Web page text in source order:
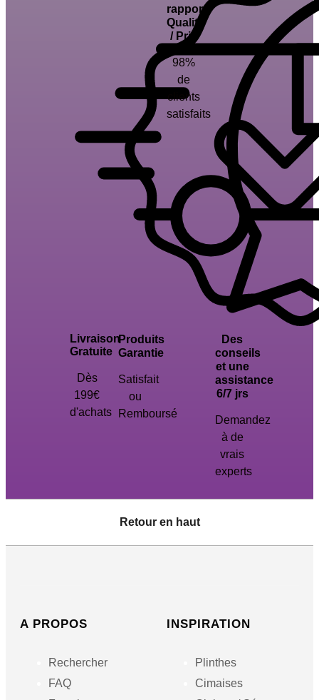
Livraison
Gratuite
Dès
199€
d'achats
Produits
Garantie
Satisfait
ou
Remboursé
rapport
Qualité
/ Prix
98%
de
clients
satisfaits
Des
conseils
et une
assistance
6/7 jrs
Demandez
à de
vrais
experts
Retour en haut
A PROPOS
Rechercher
FAQ
INSPIRATION
Plinthes
Cimaises